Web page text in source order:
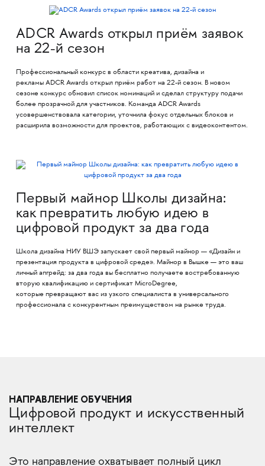
ADCR Awards открыл приём заявок
на 22-й сезон
Профессиональный конкурс в области креатива, дизайна и
рекламы ADCR Awards открыл приём работ на 22-й сезон. В новом
сезоне конкурс обновил список номинаций и сделал структуру подачи
более прозрачной для участников. Команда ADCR Awards
усовершенствовала категории, уточнила фокус отдельных блоков и
расширила возможности для проектов, работающих с видеоконтентом.
Первый майнор Школы дизайна:
как превратить любую идею в
цифровой продукт за два года
Школа дизайна НИУ ВШЭ запускает свой первый майнор — «Дизайн и
презентация продукта в цифровой среде». Майнор в Вышке — это ваш
личный апгрейд: за два года вы бесплатно получаете востребованную
вторую квалификацию и сертификат MicroDegree,
которые превращают вас из узкого специалиста в универсального
профессионала с конкурентным преимуществом на рынке труда.
НАПРАВЛЕНИЕ ОБУЧЕНИЯ
Цифровой продукт и искусственный
интеллект
Это направление охватывает полный цикл